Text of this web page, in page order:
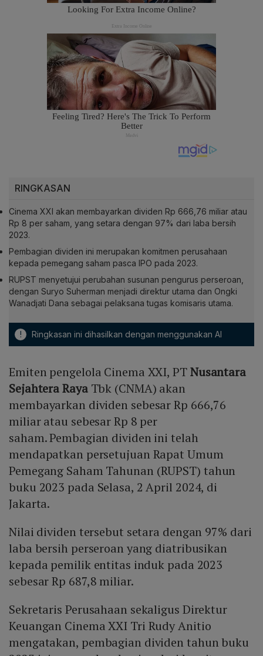
RINGKASAN
Cinema XXI akan membayarkan dividen Rp 666,76 miliar atau
Rp 8 per saham, yang setara dengan 97% dari laba bersih
2023.
Pembagian dividen ini merupakan komitmen perusahaan
kepada pemegang saham pasca IPO pada 2023.
RUPST menyetujui perubahan susunan pengurus perseroan,
dengan Suryo Suherman menjadi direktur utama dan Ongki
Wanadjati Dana sebagai pelaksana tugas komisaris utama.
! Ringkasan ini dihasilkan dengan menggunakan AI
Emiten pengelola Cinema XXI, PTNusantara
Sejahtera RayaTbk (CNMA) akan
membayarkan dividen sebesar Rp 666,76
miliar atau sebesar Rp 8 per
saham. Pembagian dividen ini telah
mendapatkan persetujuan Rapat Umum
Pemegang Saham Tahunan (RUPST) tahun
buku 2023 pada Selasa, 2 April 2024, di
Jakarta.
Nilai dividen tersebut setara dengan 97% dari
laba bersih perseroan yang diatribusikan
kepada pemilik entitas induk pada 2023
sebesar Rp 687,8 miliar.
Sekretaris Perusahaan sekaligus Direktur
Keuangan Cinema XXI Tri Rudy Anitio
mengatakan, pembagian dividen tahun buku